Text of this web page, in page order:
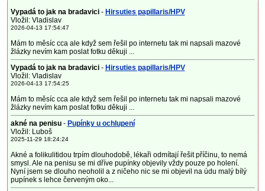
Vypadá to jak na bradavici - Hirsuties papillaris/HPV
Vložil: Vladislav
2026-04-13 17:54:47
Mám to měsíc cca ale když sem řešil po internetu tak mi napsali mazové
žlázky nevím kam poslat fotku děkuji ...
Vypadá to jak na bradavici - Hirsuties papillaris/HPV
Vložil: Vladislav
2026-04-13 17:54:25
Mám to měsíc cca ale když sem řešil po internetu tak mi napsali mazové
žlázky nevím kam poslat fotku děkuji ...
akné na penisu- Pupínky u ochlupení
Vložil: Luboš
2025-11-29 18:24:24
Akné a folikulitidou trpím dlouhodobě, lékaři odmítají řešit příčinu, to nemá
smysl. Ale na penisu se mi dříve pupínky objevily vždy pouze po holení.
Nyní jsem se dlouho neoholil a z ničeho nic se mi objevil na údu malý bílý
pupínek s lehce červeným oko...